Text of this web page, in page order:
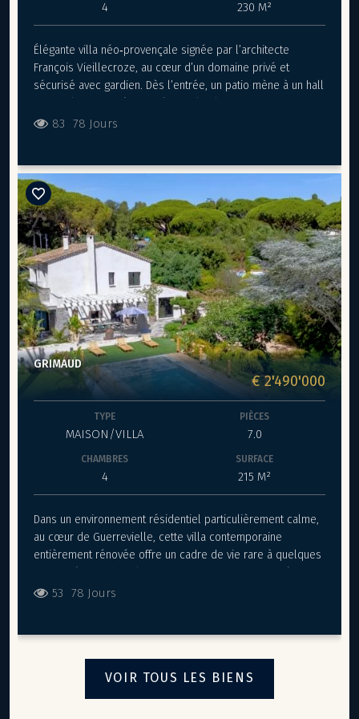
d’accueillir plusieurs véhicules. Alliance parfaite entre
raffinement, confort contemporain et emplacement
à Saint-Tropez est un véritable havre de paix au cœur du
Golfe de Saint-Tropez. Villa N°330
4 230 M²
Élégante villa néo‑provençale signée par l’architecte
François Vieillecroze, au cœur d’un domaine privé et
sécurisé avec gardien. Dès l’entrée, un patio mène à un hall
cheminée s’ouvrant sur une large terrasse couverte pour
entièrement équipée, complétée par un cellier et une
buanderie. La maison offre quatre vastes chambres en
suite, chacune avec sa salle de bains et ses WC, dont une
de plain‑pied pour un confort optimal. À l’extérieur, un jardin
paysagé de 2 500 m² compose un décor méditerranéen
paisible autour d’une piscine chauffée 10 × 5 m. Un garage
double et des emplacements de stationnement complètent
ce bien rare, idéal pour une résidence principale ou
secondaire. Cette villa de rêve est vendue entièrement
meublée et équipée, vous n'aurez plus qu'à poser vos
valises! Villa N°289
83 78 Jours
GRIMAUD
€ 2'490'000
TYPE
MAISON/VILLA
PIÈCES
7.0
CHAMBRES
4
SURFACE
215 M²
Dans un environnement résidentiel particulièrement calme,
au cœur de Guerrevielle, cette villa contemporaine
entièrement rénovée offre un cadre de vie rare à quelques
conjuguer confort moderne et art de vivre méditerranéen,
salon-séjour s’ouvre sur une vaste terrasse ombragée par
une pergola, avec cuisine d’été pour des moments
conviviaux. La salle à manger communique avec une
élégante cuisine américaine équipée Gaggenau, parfaite
53 78 Jours
VOIR TOUS LES BIENS